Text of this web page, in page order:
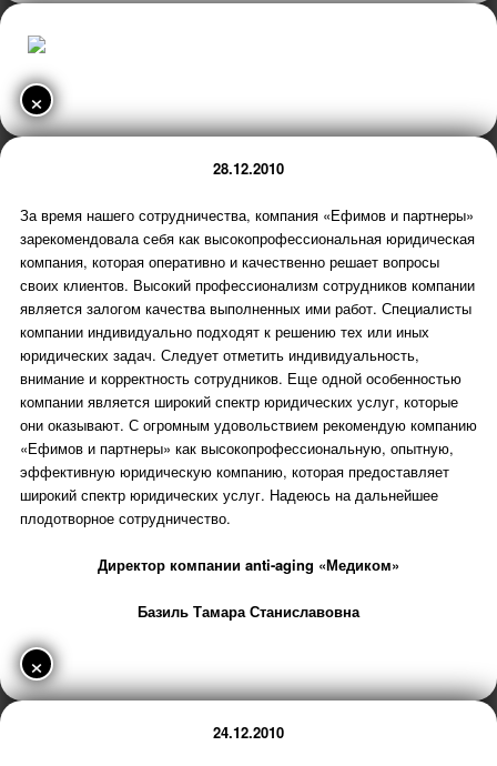
×
28.12.2010
За время нашего сотрудничества, компания «Ефимов и партнеры»
зарекомендовала себя как высокопрофессиональная юридическая
компания, которая оперативно и качественно решает вопросы
своих клиентов. Высокий профессионализм сотрудников компании
является залогом качества выполненных ими работ. Специалисты
компании индивидуально подходят к решению тех или иных
юридических задач. Следует отметить индивидуальность,
внимание и корректность сотрудников. Еще одной особенностью
компании является широкий спектр юридических услуг, которые
они оказывают. С огромным удовольствием рекомендую компанию
«Ефимов и партнеры» как высокопрофессиональную, опытную,
эффективную юридическую компанию, которая предоставляет
широкий спектр юридических услуг. Надеюсь на дальнейшее
плодотворное сотрудничество.
Директор компании anti-aging «Медиком»
Базиль Тамара Станиславовна
×
24.12.2010